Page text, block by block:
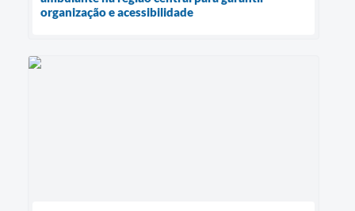
organização e acessibilidade